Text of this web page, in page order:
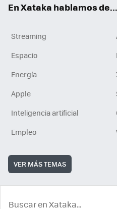
En Xataka hablamos de...
Streaming
Espacio
Energía
Apple
Inteligencia artificial
Empleo
VER MÁS TEMAS